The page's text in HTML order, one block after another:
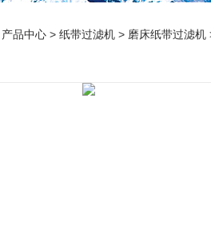
产品中心 > 纸带过滤机 > 磨床纸带过滤机